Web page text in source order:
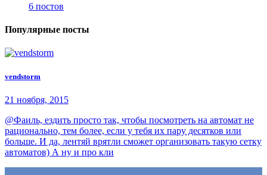
6 постов
Популярные посты
vendstorm
21 ноября, 2015
@Фаиль, ездить просто так, чтобы посмотреть на автомат не
рационально, тем более, если у тебя их пару десятков или
больше. И да, лентяй врятли сможет организовать такую сетку
автоматов) А ну и про кли